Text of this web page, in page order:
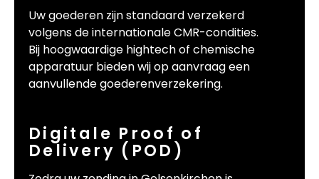
Uw goederen zijn standaard verzekerd
volgens de internationale CMR-condities.
Bij hoogwaardige hightech of chemische
apparatuur bieden wij op aanvraag een
aanvullende goederenverzekering.
Digitale Proof of
Delivery (POD)